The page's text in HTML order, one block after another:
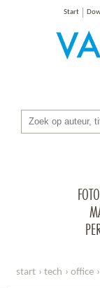
Start
start tech office